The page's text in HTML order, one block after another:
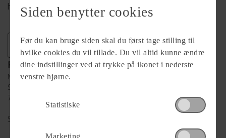
hjemmeside
Forhandler
Møllegårdens Camping
Skyumvej 4V. Vildsund
7700 Thisted
Se alle
Siden benytter cookies
Før du kan bruge siden skal du først tage stilling til
hvilke cookies du vil tillade. Du vil altid kunne ændre
dine indstillinger ved at trykke på ikonet i nederste
venstre hjørne.
Statistiske
Marketing